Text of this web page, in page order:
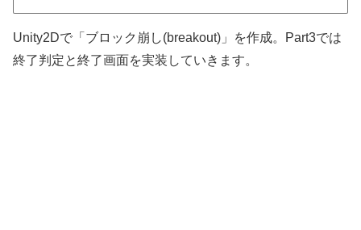
Unity2Dで「ブロック崩し(breakout)」を作成。Part3では
終了判定と終了画面を実装していきます。